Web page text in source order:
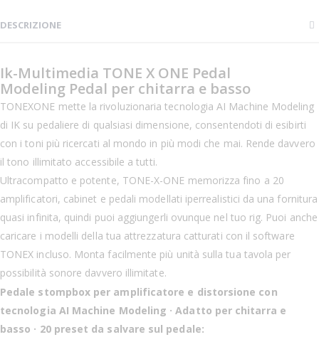
DESCRIZIONE
Ik-Multimedia TONE X ONE Pedal
Modeling Pedal per chitarra e basso
TONEXONE mette la rivoluzionaria tecnologia AI Machine Modeling
di IK su pedaliere di qualsiasi dimensione, consentendoti di esibirti
con i toni più ricercati al mondo in più modi che mai. Rende davvero
il tono illimitato accessibile a tutti.
Ultracompatto e potente, TONE-X-ONE memorizza fino a 20
amplificatori, cabinet e pedali modellati iperrealistici da una fornitura
quasi infinita, quindi puoi aggiungerli ovunque nel tuo rig. Puoi anche
caricare i modelli della tua attrezzatura catturati con il software
TONEX incluso. Monta facilmente più unità sulla tua tavola per
possibilità sonore davvero illimitate.
Pedale stompbox per amplificatore e distorsione con
tecnologia AI Machine Modeling · Adatto per chitarra e
basso · 20 preset da salvare sul pedale: